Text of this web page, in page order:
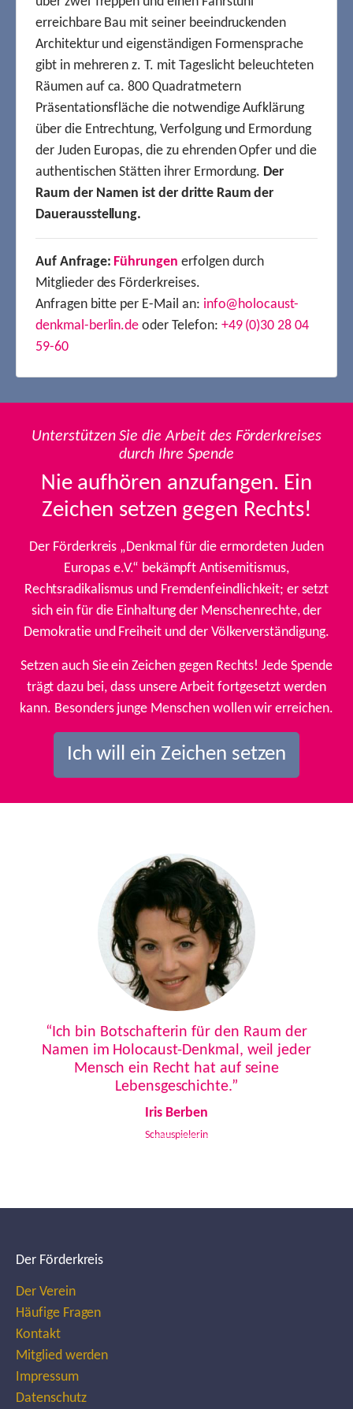
erreichbare Bau mit seiner beeindruckenden
Architektur und eigenständigen Formensprache
gibt in mehreren z. T. mit Tageslicht beleuchteten
Räumen auf ca. 800 Quadratmetern
Präsentationsfläche die notwendige Aufklärung
über die Entrechtung, Verfolgung und Ermordung
der Juden Europas, die zu ehrenden Opfer und die
authentischen Stätten ihrer Ermordung. Der
Raum der Namen ist der dritte Raum der
Dauerausstellung.
Auf Anfrage: Führungen erfolgen durch
Mitglieder des Förderkreises.
Anfragen bitte per E-Mail an: info@holocaust-
denkmal-berlin.de oder Telefon: +49 (0)30 28 04
59-60
Unterstützen Sie die Arbeit des Förderkreises
durch Ihre Spende
Nie aufhören anzufangen. Ein
Zeichen setzen gegen Rechts!
Der Förderkreis „Denkmal für die ermordeten Juden
Europas e.V.“ bekämpft Antisemitismus,
Rechtsradikalismus und Fremdenfeindlichkeit; er setzt
sich ein für die Einhaltung der Menschenrechte, der
Demokratie und Freiheit und der Völkerverständigung.
Setzen auch Sie ein Zeichen gegen Rechts! Jede Spende
trägt dazu bei, dass unsere Arbeit fortgesetzt werden
kann. Besonders junge Menschen wollen wir erreichen.
Ich will ein Zeichen setzen
“Ich bin Botschafterin für den Raum der
Namen im Holocaust-Denkmal, weil jeder
Mensch ein Recht hat auf seine
Lebensgeschichte.”
Iris Berben
Schauspielerin
Der Förderkreis
Der Verein
Häufige Fragen
Kontakt
Mitglied werden
Impressum
Datenschutz